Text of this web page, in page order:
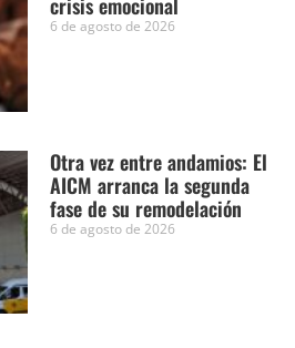
6 de agosto de 2026
Otra vez entre andamios: El
AICM arranca la segunda
fase de su remodelación
6 de agosto de 2026